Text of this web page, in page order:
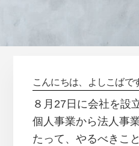
こんにちは、よしこばで
８月27日に会社を設
個人事業から法人事
たって、やるべきこ